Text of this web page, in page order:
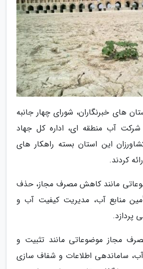
های خبرنگاران، شورای چهار جانبه
شرکت آب منطقه ای، اداره کل جهاد
این استان بسته راهکار های
کردند.
مانند کاهش مصرف مجاز، حذف
منابع آب، مدیریت کیفیت آب و
پردازد.
مجاز موضوعاتی مانند تثبیت و
ساماندهی اطلاعات و شفاف سازی